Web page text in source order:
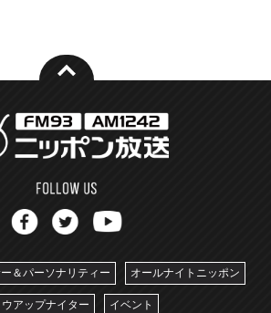
＆パーソナリティー オールナイトニッポン
ウアップナイター イベント